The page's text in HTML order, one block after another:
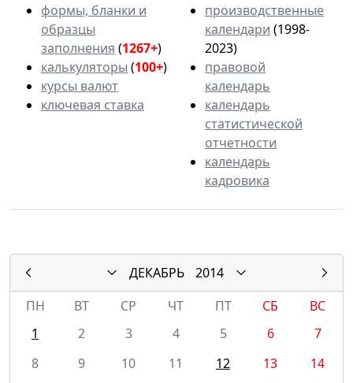
формы, бланки и
образцы
заполнения (1267+)
калькуляторы (100+)
курсы валют
ключевая ставка
производственные
календари (1998-
2023)
правовой
календарь
календарь
статистической
отчетности
календарь
кадровика
ДЕКАБРЬ
2014
ПН
ВТ СР ЧТ ПТ СБ
ВС
1
2 3 4 5 6
7
8
9 10 11 12 13
14